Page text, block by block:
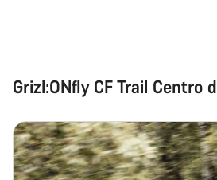
Grizl:ONfly CF Trail Centro